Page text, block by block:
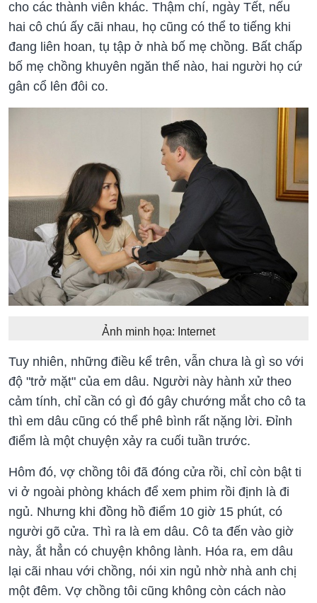
cho các thành viên khác. Thậm chí, ngày Tết, nếu
hai cô chú ấy cãi nhau, họ cũng có thể to tiếng khi
đang liên hoan, tụ tập ở nhà bố mẹ chồng. Bất chấp
bố mẹ chồng khuyên ngăn thế nào, hai người họ cứ
gân cổ lên đôi co.
Ảnh minh họa: Internet
Tuy nhiên, những điều kể trên, vẫn chưa là gì so với
độ "trở mặt" của em dâu. Người này hành xử theo
cảm tính, chỉ cần có gì đó gây chướng mắt cho cô ta
thì em dâu cũng có thể phê bình rất nặng lời. Đỉnh
điểm là một chuyện xảy ra cuối tuần trước.
Hôm đó, vợ chồng tôi đã đóng cửa rồi, chỉ còn bật ti
vi ở ngoài phòng khách để xem phim rồi định là đi
ngủ. Nhưng khi đồng hồ điểm 10 giờ 15 phút, có
người gõ cửa. Thì ra là em dâu. Cô ta đến vào giờ
này, ắt hẳn có chuyện không lành. Hóa ra, em dâu
lại cãi nhau với chồng, nói xin ngủ nhờ nhà anh chị
một đêm. Vợ chồng tôi cũng không còn cách nào